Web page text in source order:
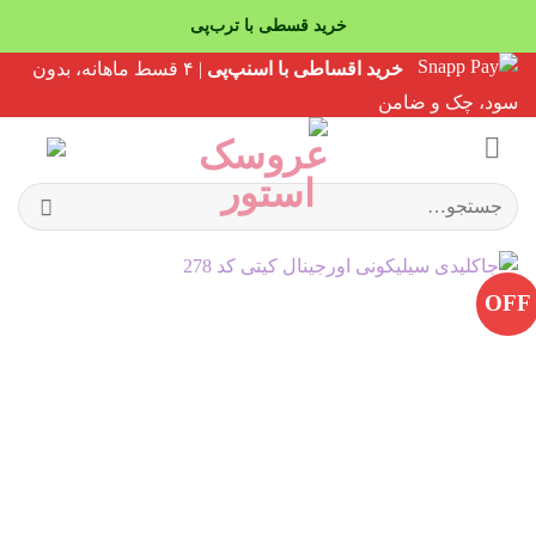
خرید قسطی با ترب‌پی
Skip
خرید اقساطی با اسنپ‌پی
| ۴ قسط ماهانه، بدون
سود، چک و ضامن
جستجو
برای:
OFF